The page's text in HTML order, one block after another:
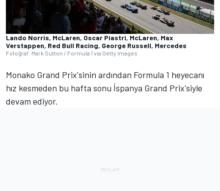
Lando Norris, McLaren, Oscar Piastri, McLaren, Max
Verstappen, Red Bull Racing, George Russell, Mercedes
Fotoğraf: Mark Sutton / Formula 1 via Getty Images
Monako Grand Prix'sinin ardından Formula 1 heyecanı
hız kesmeden bu hafta sonu İspanya Grand Prix'siyle
devam ediyor.